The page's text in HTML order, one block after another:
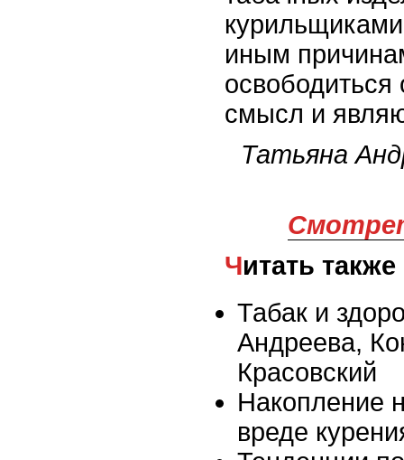
иным
смысл и
Татьяна
Читать также
Табак и
Андреева,
Красовский
Накопление
вреде